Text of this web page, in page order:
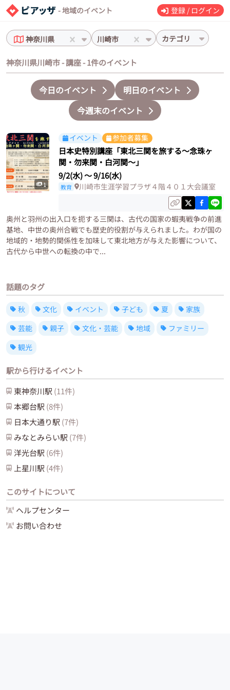
- 地域のイベント 登録 / ログイン
神奈川県 川崎市 カテゴリ
神奈川県川崎市 - 講座 - 1件のイベント
今日のイベント
明日のイベント
今週末のイベント
1
イベント 参加者募集
日本史特別講座「東北三関を旅する～念珠ヶ
関・勿来関・白河関～」
9/2(水)〜9/16(水)
教育 川崎市生涯学習プラザ４階４０１大会議室
奥州と羽州の出入口を扼する三関は、古代の国家の蝦夷戦争の前進
基地、中世の奥州合戦でも歴史的役割が与えられました。わが国の
地域的・地勢的関係性を加味して東北地方が与えた影響について、
古代から中世への転換の中で...
話題のタグ
秋 文化 イベント 子ども 夏
家族
芸能
親子 文化・芸能 地域
ファミリー
観光
駅から行けるイベント
東神奈川駅 (11件)
本郷台駅 (8件)
日本大通り駅 (7件)
みなとみらい駅 (7件)
洋光台駅 (6件)
上星川駅 (4件)
このサイトについて
ヘルプセンター
お問い合わせ